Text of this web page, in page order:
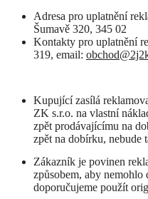
Adresa pro uplatnění
Šumavě 320, 345 02
Kontakty pro uplatnění
319, email:
Kupující zasílá
ZK s.r.o. na vlastní
zpět prodávajícímu na
zpět na dobírku, nebude
Zákazník je povinen
způsobem, aby
doporučujeme použít